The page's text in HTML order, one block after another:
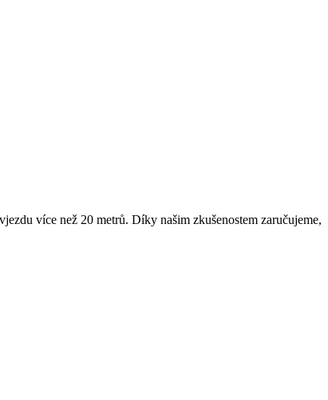
více než 20 metrů. Díky našim zkušenostem zaručujeme,